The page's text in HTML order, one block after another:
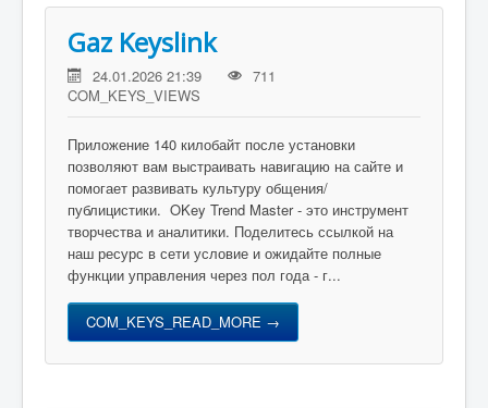
Gaz Keyslink
24.01.2026 21:39
711
COM_KEYS_VIEWS
Приложение 140 килобайт после установки
позволяют вам выстраивать навигацию на сайте и
помогает развивать культуру общения/
публицистики. OKey Trend Master - это инструмент
творчества и аналитики. Поделитесь ссылкой на
наш ресурс в сети условие и ожидайте полные
функции управления через пол года - г...
COM_KEYS_READ_MORE →